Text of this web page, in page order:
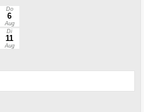
Do
6
Aug
Di
11
Aug